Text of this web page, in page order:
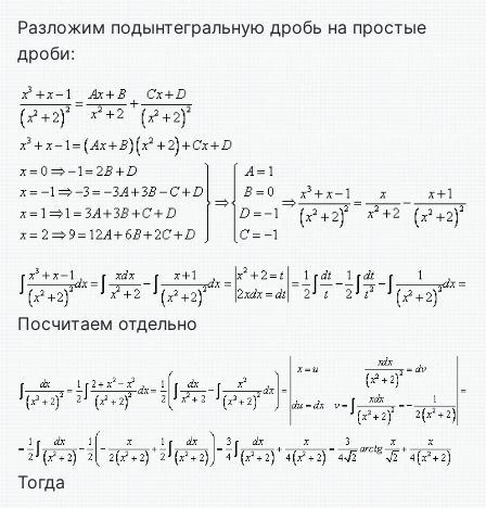
Разложим подынтегральную дробь на простые
дроби:
Посчитаем отдельно
Тогда